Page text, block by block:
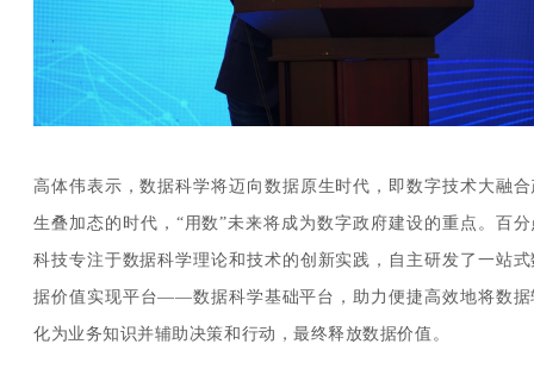
高体伟表示，数据科学将迈向数据原生时代，即数字技术大融合
生叠加态的时代，“用数”未来将成为数字政府建设的重点。百分
科技专注于数据科学理论和技术的创新实践，自主研发了一站式
据价值实现平台——数据科学基础平台，助力便捷高效地将数据
化为业务知识并辅助决策和行动，最终释放数据价值。